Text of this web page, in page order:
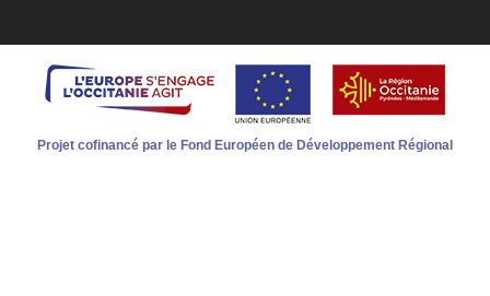
Projet cofinancé par le Fond Européen de Développement Régional